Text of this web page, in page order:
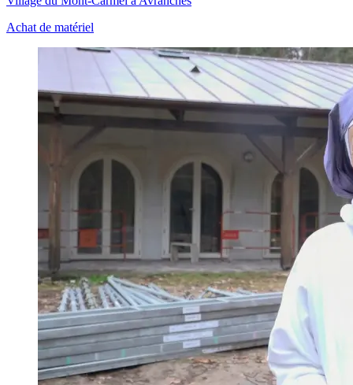
Achat de matériel